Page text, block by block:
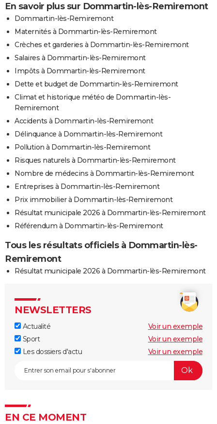
En savoir plus sur Dommartin-lès-Remiremont
Dommartin-lès-Remiremont
Maternités à Dommartin-lès-Remiremont
Crèches et garderies à Dommartin-lès-Remiremont
Salaires à Dommartin-lès-Remiremont
Impôts à Dommartin-lès-Remiremont
Dette et budget de Dommartin-lès-Remiremont
Climat et historique météo de Dommartin-lès-
Remiremont
Accidents à Dommartin-lès-Remiremont
Délinquance à Dommartin-lès-Remiremont
Pollution à Dommartin-lès-Remiremont
Risques naturels à Dommartin-lès-Remiremont
Nombre de médecins à Dommartin-lès-Remiremont
Entreprises à Dommartin-lès-Remiremont
Prix immobilier à Dommartin-lès-Remiremont
Résultat municipale 2026 à Dommartin-lès-Remiremont
Référendum à Dommartin-lès-Remiremont
Tous les résultats officiels à Dommartin-lès-
Remiremont
Résultat municipale 2026 à Dommartin-lès-Remiremont
NEWSLETTERS
Actualité
Voir un exemple
Sport
Voir un exemple
Les dossiers d'actu
Voir un exemple
EN CE MOMENT